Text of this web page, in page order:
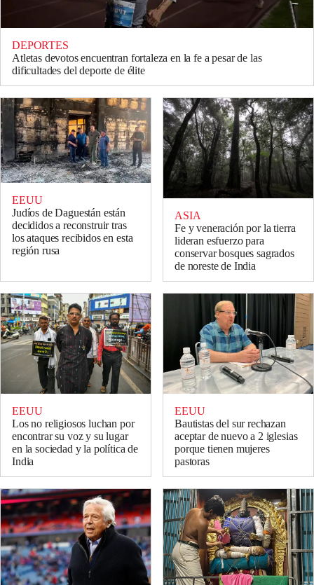
DEPORTES
Atletas devotos encuentran fortaleza en la fe a pesar de las
dificultades del deporte de élite
EEUU
Judíos de Daguestán están
decididos a reconstruir tras
los ataques recibidos en esta
región rusa
ASIA
Fe y veneración por la tierra
lideran esfuerzo para
conservar bosques sagrados
de noreste de India
EEUU
Los no religiosos luchan por
encontrar su voz y su lugar
en la sociedad y la política de
India
EEUU
Bautistas del sur rechazan
aceptar de nuevo a 2 iglesias
porque tienen mujeres
pastoras